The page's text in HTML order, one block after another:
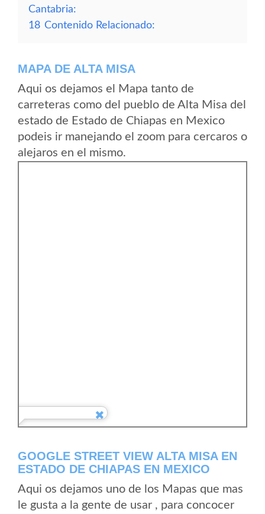
Cantabria:
18 Contenido Relacionado:
MAPA DE ALTA MISA
Aqui os dejamos el Mapa tanto de
carreteras como del pueblo de Alta Misa del
estado de Estado de Chiapas en Mexico
podeis ir manejando el zoom para cercaros o
alejaros en el mismo.
GOOGLE STREET VIEW ALTA MISA EN
ESTADO DE CHIAPAS EN MEXICO
Aqui os dejamos uno de los Mapas que mas
le gusta a la gente de usar , para concocer